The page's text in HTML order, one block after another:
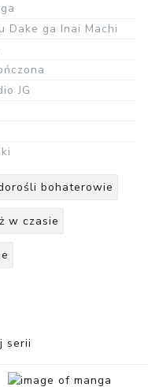
Dake ga Inai Machi
JG
bohaterowie
w czasie
serii